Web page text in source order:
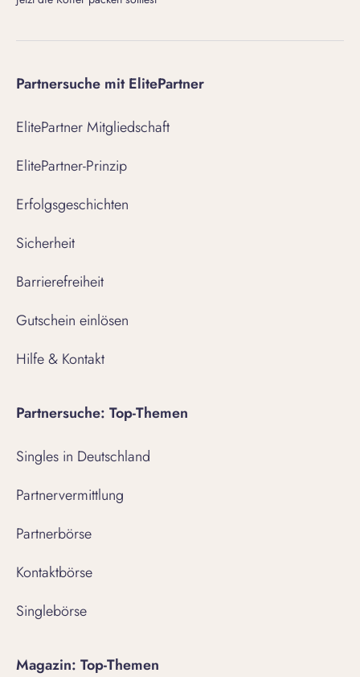
Partnersuche mit ElitePartner
ElitePartner Mitgliedschaft
ElitePartner-Prinzip
Erfolgsgeschichten
Sicherheit
Barrierefreiheit
Gutschein einlösen
Hilfe & Kontakt
Partnersuche: Top-Themen
Singles in Deutschland
Partnervermittlung
Partnerbörse
Kontaktbörse
Singlebörse
Magazin: Top-Themen